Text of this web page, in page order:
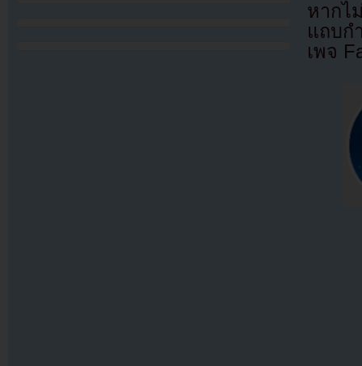
หากไ
แถบก
เพจ